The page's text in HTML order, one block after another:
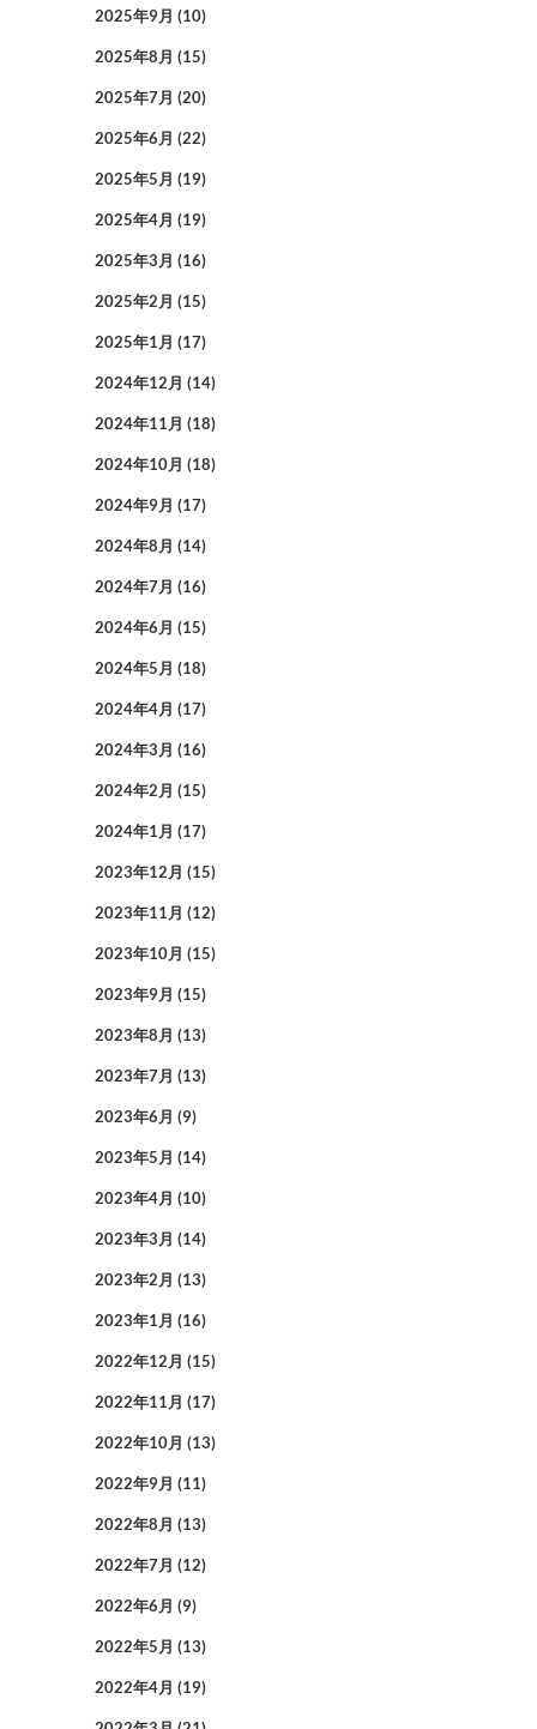
2025年9月 (10)
2025年8月 (15)
2025年7月 (20)
2025年6月 (22)
2025年5月 (19)
2025年4月 (19)
2025年3月 (16)
2025年2月 (15)
2025年1月 (17)
2024年12月 (14)
2024年11月 (18)
2024年10月 (18)
2024年9月 (17)
2024年8月 (14)
2024年7月 (16)
2024年6月 (15)
2024年5月 (18)
2024年4月 (17)
2024年3月 (16)
2024年2月 (15)
2024年1月 (17)
2023年12月 (15)
2023年11月 (12)
2023年10月 (15)
2023年9月 (15)
2023年8月 (13)
2023年7月 (13)
2023年6月 (9)
2023年5月 (14)
2023年4月 (10)
2023年3月 (14)
2023年2月 (13)
2023年1月 (16)
2022年12月 (15)
2022年11月 (17)
2022年10月 (13)
2022年9月 (11)
2022年8月 (13)
2022年7月 (12)
2022年6月 (9)
2022年5月 (13)
2022年4月 (19)